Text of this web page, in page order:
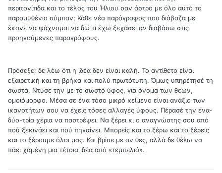
περιτονίτιδα και το τέλος του Ήλιου σαν άστρο με όλο αυτό το
παραμυθένιο σύμπαν; Κάθε νέα παράγραφος που διάβαζα με
έκανε να ψάχνομαι να δω τι έχω ξεχάσει αν διαβάσω στις
προηγούμενες παραγράφους.
Πρόσεξε: δε λέω ότι η ιδέα δεν είναι καλή. Το αντίθετο είναι
εξαιρετική και τη βρήκα και πολύ πρωτότυπη. Όμως υπηρέτησέ τη
σωστά. Ντύσε την με το σωστό ύφος, για όνομα των θεών,
ομοιόμορφο. Μέσα σε ένα τόσο μικρό κείμενο είναι ανάξιο των
ικανοτήτων σου να έχεις τόσες αλλαγές ύφους. Πέρασέ την ένα-
δύο-τρία χέρια να παστρέψει. Να ξέρει κι ο αναγνώστης σου από
πού ξεκινάει και πού πηγαίνει. Μπορείς και το ξέρω και το ξέρεις
και το ξέρουμε όλοι μας. Και βρίσε με αν θες, αλλά δε θέλω να
πάει χαμένη μια τέτοια ιδέα από «τεμπελιά».